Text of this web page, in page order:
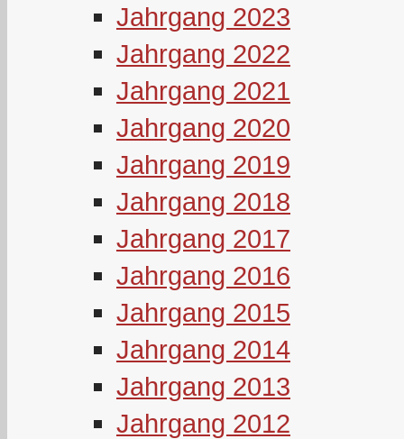
Jahrgang 2023
Jahrgang 2022
Jahrgang 2021
Jahrgang 2020
Jahrgang 2019
Jahrgang 2018
Jahrgang 2017
Jahrgang 2016
Jahrgang 2015
Jahrgang 2014
Jahrgang 2013
Jahrgang 2012